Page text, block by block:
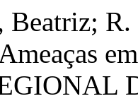
Beatriz;